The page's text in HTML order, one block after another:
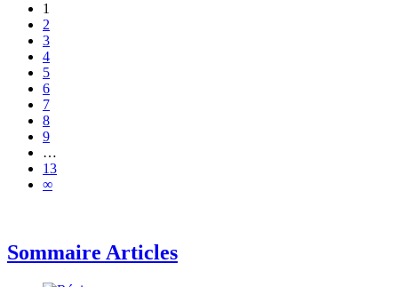
1
2
3
4
5
6
7
8
9
…
13
∞
Sommaire Articles